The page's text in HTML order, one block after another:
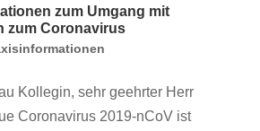
zum Umgang mit
zum Coronavirus
Kollegin, sehr geehrter Herr
Coronavirus 2019-nCoV ist